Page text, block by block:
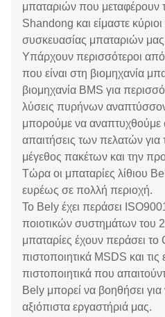
μπαταριών που μεταφέρουν
Shandong και είμαστε
συσκευασίας μπαταριών
Υπάρχουν περισσότεροι από
που είναι στη βιομηχανία
βιομηχανία BMS για
λύσεις πυρήνων
μπορούμε να αναπτυχθούμε
απαιτήσεις των πελατών για
μέγεθος πακέτων και την
Τώρα οι μπαταρίες λίθιου
ευρέως σε πολλή περιοχή.
Το Bely έχει περάσει
ποιοτικών συστημάτων του
μπαταρίες έχουν περάσει
πιστοποιητικά MSDS και τις
πιστοποιητικά που
Bely μπορεί να βοηθήσει για
αξιόπιστα εργαστήριά μας.